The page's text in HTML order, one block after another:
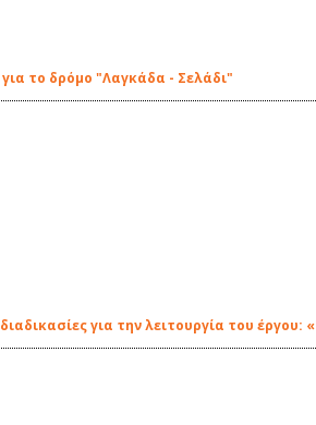
το δρόμο "Λαγκάδα - Σελάδι"
για την λειτουργία του έργου: